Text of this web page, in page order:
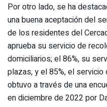
Por otro lado, se ha
una buena aceptación del
de los residentes del
aprueba su servicio de
domiciliarios; el 86%, su
plazas, y el 85%, el
obtuvo a través de una
en diciembre de 2022 por